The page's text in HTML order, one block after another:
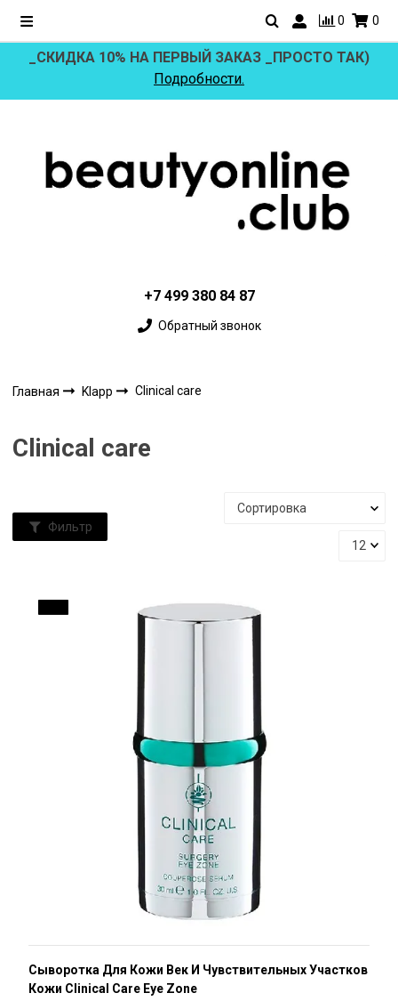
0 0
_СКИДКА 10% НА ПЕРВЫЙ ЗАКАЗ _ПРОСТО ТАК)
Подробности.
+7 499 380 84 87
Обратный звонок
Главная Klapp Clinical care
Clinical care
Фильтр
Сыворотка Для Кожи Век И Чувствительных Участков
Кожи Clinical Care Eye Zone